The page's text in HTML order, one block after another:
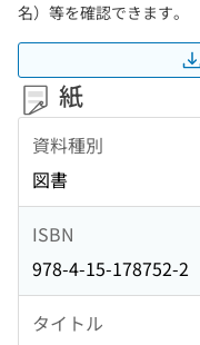
名）等を確認できます。
紙
資料種別
図書
ISBN
978-4-15-178752-2
タイトル